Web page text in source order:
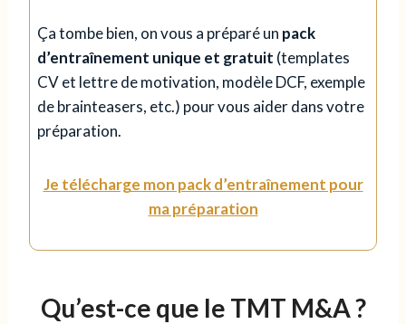
Ça tombe bien, on vous a préparé un pack
d’entraînement unique et gratuit (templates
CV et lettre de motivation, modèle DCF, exemple
de brainteasers, etc.) pour vous aider dans votre
préparation.
Je télécharge mon pack d’entraînement pour
ma préparation
Qu’est-ce que le TMT M&A ?